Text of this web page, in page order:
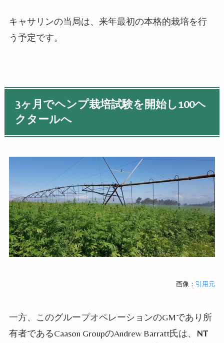
キャサリンの当局は、来年最初の本格的栽培を行
う予定です。
3ヶ月でヘンプ栽培試験を開始し100ヘ
クタールへ
画像： 引用元
一方、このグループオペレーションのGMであり所
有者であるCaason GroupのAndrew Barratt氏は、 NT